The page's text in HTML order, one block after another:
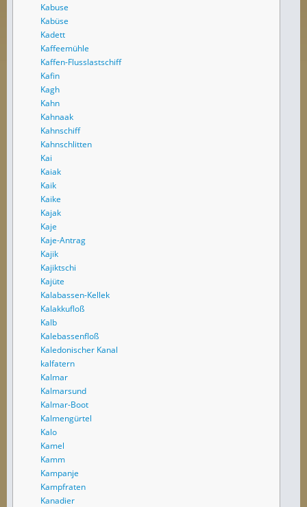
Kabuse
Kabüse
Kadett
Kaffeemühle
Kaffen-Flusslastschiff
Kafin
Kagh
Kahn
Kahnaak
Kahnschiff
Kahnschlitten
Kai
Kaiak
Kaik
Kaike
Kajak
Kaje
Kaje-Antrag
Kajik
Kajiktschi
Kajüte
Kalabassen-Kellek
Kalakkufloß
Kalb
Kalebassenfloß
Kaledonischer Kanal
kalfatern
Kalmar
Kalmarsund
Kalmar-Boot
Kalmengürtel
Kalo
Kamel
Kamm
Kampanje
Kampfraten
Kanadier